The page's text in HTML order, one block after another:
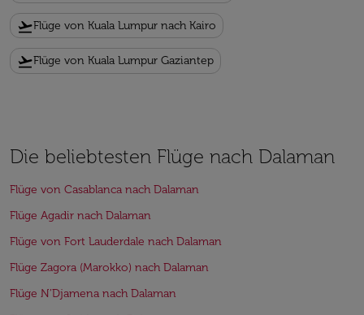
flight_takeoffFlüge von Kuala Lumpur nach Kairo
flight_takeoffFlüge von Kuala Lumpur Gaziantep
Die beliebtesten Flüge nach Dalaman
Flüge von Casablanca nach Dalaman
Flüge Agadir nach Dalaman
Flüge von Fort Lauderdale nach Dalaman
Flüge Zagora (Marokko) nach Dalaman
Flüge N’Djamena nach Dalaman